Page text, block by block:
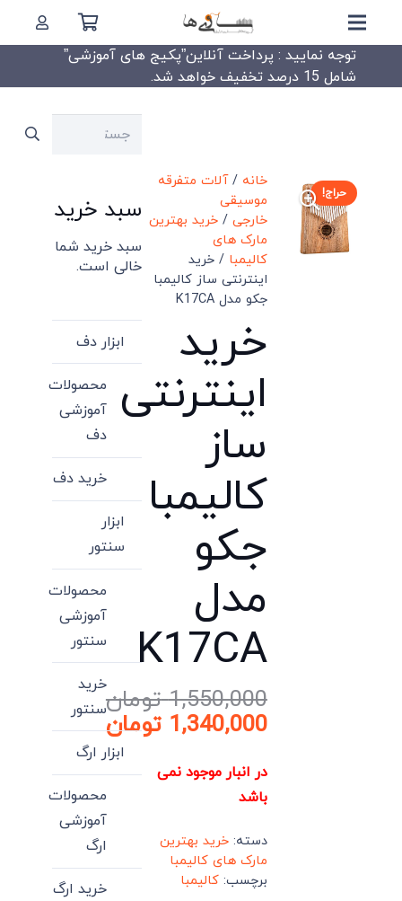
توجه نمایید : پرداخت آنلاین”پکیج های آموزشی”
شامل 15 درصد تخفیف خواهد شد.
حراج!
خانه /آلات متفرقه
موسیقی
خارجی /خرید بهترین
مارک های
کالیمبا / خرید
اینترنتی ساز کالیمبا
جکو مدل K17CA
خرید
اینترنتی
ساز
کالیمبا
جکو
مدل
K17CA
1,550,000 تومان
قیمت
1,550,000 تومان
بود.
1,340,000 تومان
فعلی:
1,340,000 تومان.
در انبار موجود نمی
باشد
دسته:خرید بهترین
مارک های کالیمبا
برچسب:کالیمبا
جستجو
سبد خرید
سبد خرید شما
خالی است.
ابزار دف
محصولات
آموزشی
دف
خرید دف
ابزار
سنتور
محصولات
آموزشی
سنتور
خرید
سنتور
ابزار ارگ
محصولات
آموزشی
ارگ
خرید ارگ